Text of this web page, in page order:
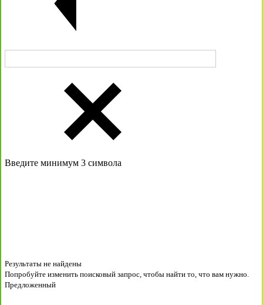
Введите минимум 3 символа
Результаты не найдены
Попробуйте изменить поисковый запрос, чтобы найти то, что вам нужно.
Предложенный